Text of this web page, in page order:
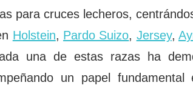
para cruces lecheros,
Holstein, Pardo Suizo, Jersey,
una de estas razas ha
un papel